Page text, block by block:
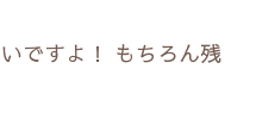
ですよ！ もちろん残